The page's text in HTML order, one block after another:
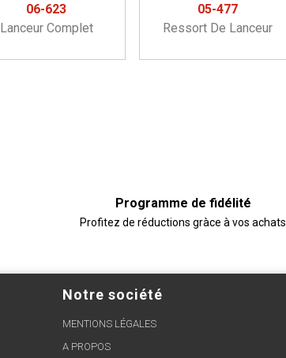
06-623
Lanceur Complet
05-477
Ressort De Lanceur
Programme de fidélité
Profitez de réductions gràce à vos achats
Notre société
MENTIONS LÉGALES
A PROPOS